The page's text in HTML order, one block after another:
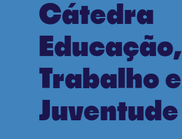
Cátedra
Educação,
Trabalho e
Juventude